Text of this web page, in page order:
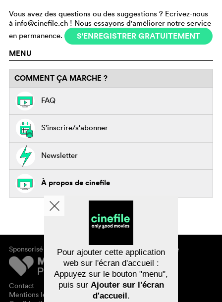
Vous avez des questions ou des suggestions ? Ecrivez-nous
à info@cinefile.ch ! Nous essayons d'améliorer notre service
en permanence.
S'ENREGISTRER GRATUITEMENT
MENU
COMMENT ÇA MARCHE ?
FAQ
S'inscrire/s'abonner
Newsletter
À propos de cinefile
Sponsorisé par
Contact
Mentions légales
À propos de cinefile
S'inscrire/s'abonner
Newsletter
FAQ
Bons-cadeaux
Pour ajouter cette application
web sur l'écran d'accueil :
Appuyez sur le bouton "menu",
puis sur Ajouter sur l'écran
d'accueil.